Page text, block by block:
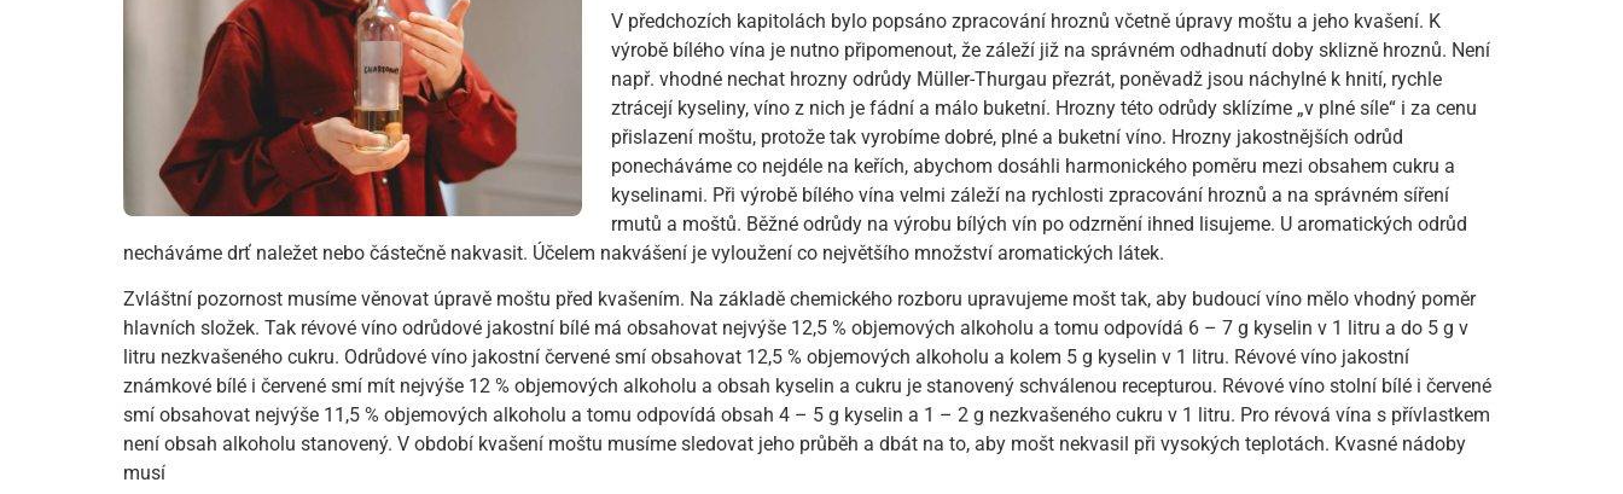
V předchozích kapitolách bylo popsáno zpracování hroznů včetně úpravy moštu a jeho kvašení. K
výrobě bílého vína je nutno připomenout, že záleží již na správném odhadnutí doby sklizně hroznů. Není
např. vhodné nechat hrozny odrůdy Müller-Thurgau přezrát, poněvadž jsou náchylné k hnití, rychle
ztrácejí kyseliny, víno z nich je fádní a málo buketní. Hrozny této odrůdy sklízíme „v plné síle“ i za cenu
přislazení moštu, protože tak vyrobíme dobré, plné a buketní víno. Hrozny jakostnějších odrůd
ponecháváme co nejdéle na keřích, abychom dosáhli harmonického poměru mezi obsahem cukru a
kyselinami. Při výrobě bílého vína velmi záleží na rychlosti zpracování hroznů a na správném síření
rmutů a moštů. Běžné odrůdy na výrobu bílých vín po odzrnění ihned lisujeme. U aromatických odrůd
necháváme drť naležet nebo částečně nakvasit. Účelem nakvášení je vyloužení co největšího množství aromatických látek.
Zvláštní pozornost musíme věnovat úpravě moštu před kvašením. Na základě chemického rozboru upravujeme mošt tak, aby budoucí víno mělo vhodný poměr
hlavních složek. Tak révové víno odrůdové jakostní bílé má obsahovat nejvýše 12,5 % objemových alkoholu a tomu odpovídá 6 – 7 g kyselin v 1 litru a do 5 g v
litru nezkvašeného cukru. Odrůdové víno jakostní červené smí obsahovat 12,5 % objemových alkoholu a kolem 5 g kyselin v 1 litru. Révové víno jakostní
známkové bílé i červené smí mít nejvýše 12 % objemových alkoholu a obsah kyselin a cukru je stanovený schválenou recepturou. Révové víno stolní bílé i červené
smí obsahovat nejvýše 11,5 % objemových alkoholu a tomu odpovídá obsah 4 – 5 g kyselin a 1 – 2 g nezkvašeného cukru v 1 litru. Pro révová vína s přívlastkem
není obsah alkoholu stanovený. V období kvašení moštu musíme sledovat jeho průběh a dbát na to, aby mošt nekvasil při vysokých teplotách. Kvasné nádoby
musí